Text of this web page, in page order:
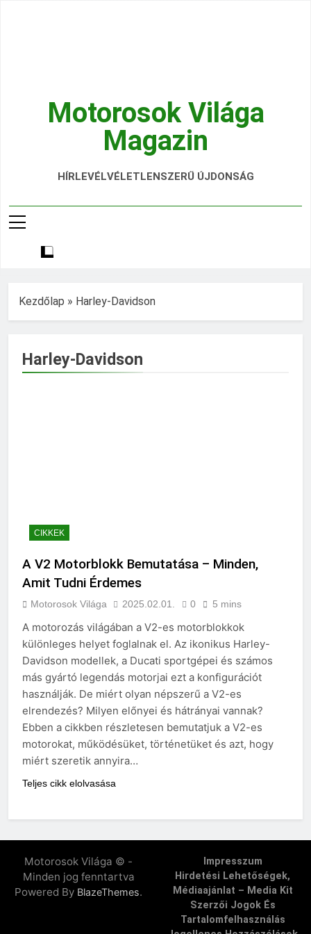
Motorosok Világa
Magazin
Hírek, Tesztek, Élmények Egy Helyen!
HÍRLEVÉLVÉLETLENSZERŰ ÚJDONSÁG
Kezdőlap » Harley-Davidson
Harley-Davidson
CIKKEK
A V2 Motorblokk Bemutatása – Minden,
Amit Tudni Érdemes
Motorosok Világa 2025.02.01. 0 5 mins
A motorozás világában a V2-es motorblokkok
különleges helyet foglalnak el. Az ikonikus Harley-
Davidson modellek, a Ducati sportgépei és számos
más gyártó legendás motorjai ezt a konfigurációt
használják. De miért olyan népszerű a V2-es
elrendezés? Milyen előnyei és hátrányai vannak?
Ebben a cikkben részletesen bemutatjuk a V2-es
motorokat, működésüket, történetüket és azt, hogy
miért szeretik annyira…
Teljes cikk elolvasása
Motorosok Világa © -
Minden jog fenntartva
Powered By BlazeThemes.
Impresszum
Hirdetési Lehetőségek,
Médiaajánlat – Media Kit
Szerzői Jogok És
Tartalomfelhasználás